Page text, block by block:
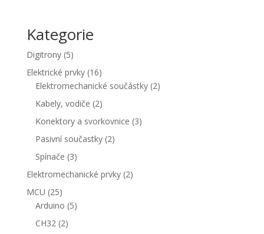
Kategorie
Digitrony 55
produktů
Elektrické prvky 1616
produktů
Elektromechanické součástky 22
Kabely, vodiče 22
produkty
Konektory a svorkovnice 33
Pasivní součastky 22
Spínače 33
produkty
Elektromechanické prvky 22
MCU 2525
produktů
Arduino 55
CH32 22